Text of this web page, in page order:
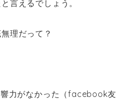
言えるでしょう。
理だって？
力がなかった（facebook友